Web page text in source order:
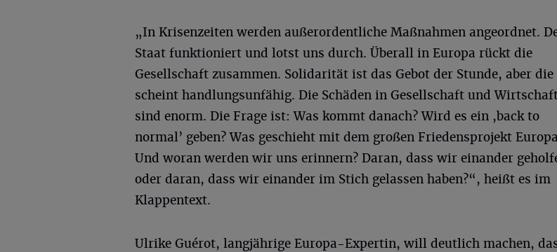
„In Krisenzeiten werden außerordentliche Maßnahmen angeordnet.
Staat funktioniert und lotst uns durch. Überall in Europa rückt die
Gesellschaft zusammen. Solidarität ist das Gebot der Stunde, aber die
scheint handlungsunfähig. Die Schäden in Gesellschaft und
sind enorm. Die Frage ist: Was kommt danach? Wird es ein ,back to
normal’ geben? Was geschieht mit dem großen Friedensprojekt
Und woran werden wir uns erinnern? Daran, dass wir einander
oder daran, dass wir einander im Stich gelassen haben?“, heißt es im
Klappentext.
Ulrike Guérot, langjährige Europa-Expertin, will deutlich machen,